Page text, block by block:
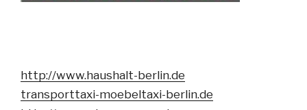
http://www.haushalt-berlin.de
transporttaxi-moebeltaxi-berlin.de